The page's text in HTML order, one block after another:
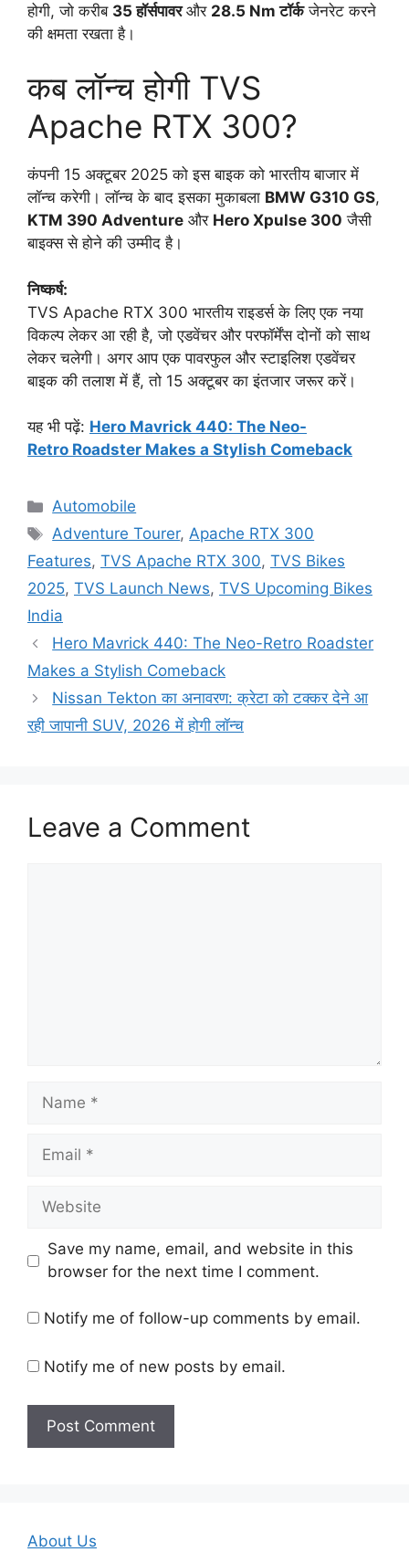
होगी, जो करीब 35 हॉर्सपावरऔर 28.5 Nm टॉर्कजेनरेट करने
की क्षमता रखता है।
कब लॉन्च होगी TVS
Apache RTX 300?
कंपनी 15 अक्टूबर 2025 को इस बाइक को भारतीय बाजार में
लॉन्च करेगी। लॉन्च के बाद इसका मुकाबला BMW G310 GS,
KTM 390 Adventure और Hero Xpulse 300 जैसी
बाइक्स से होने की उम्मीद है।
निष्कर्ष:
TVS Apache RTX 300 भारतीय राइडर्स के लिए एक नया
विकल्प लेकर आ रही है, जो एडवेंचर और परफॉर्मेंस दोनों को साथ
लेकर चलेगी। अगर आप एक पावरफुल और स्टाइलिश एडवेंचर
बाइक की तलाश में हैं, तो 15 अक्टूबर का इंतजार जरूर करें।
यह भी पढ़ें: Hero Mavrick 440: The Neo-
Retro Roadster Makes a Stylish Comeback
Categories
Automobile
Tags
Adventure Tourer,Apache RTX 300
Features, TVS Apache RTX 300, TVS Bikes
2025, TVS Launch News, TVS Upcoming Bikes
India
Hero Mavrick 440: The Neo-Retro Roadster
Makes a Stylish Comeback
Nissan Tekton का अनावरण: क्रेटा को टक्कर देने आ
रही जापानी SUV, 2026 में होगी लॉन्च
Leave a Comment
Name
Email
Website
Save my name, email, and website in this
browser for the next time I comment.
Notify me of follow-up comments by email.
Notify me of new posts by email.
About Us